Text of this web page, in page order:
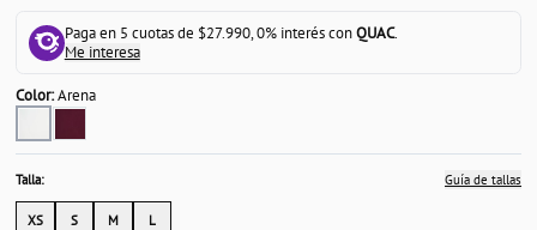
Paga en 5 cuotas de $27.990, 0% interés conQUAC.
Me interesa
Color:Arena
Talla: Guía de tallas
XS S M L